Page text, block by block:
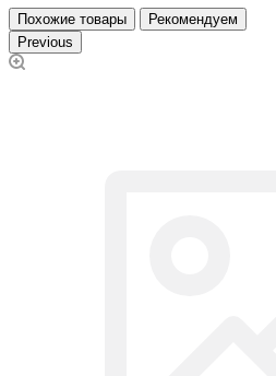
Похожие товары
Рекомендуем
Previous